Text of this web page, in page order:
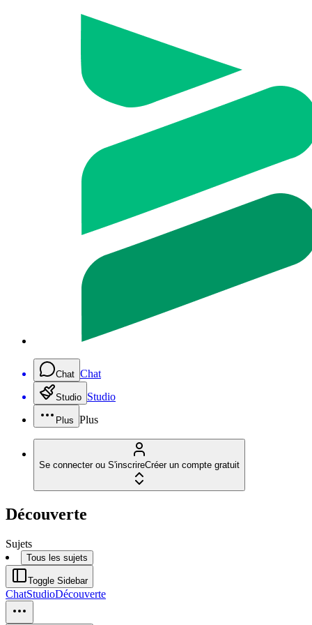
Chat Chat
Studio Studio
Plus Plus
Se connecter ou S'inscrireCréer un compte gratuit
Découverte
Sujets
Tous les sujets
Toggle Sidebar
ChatStudioDécouverte